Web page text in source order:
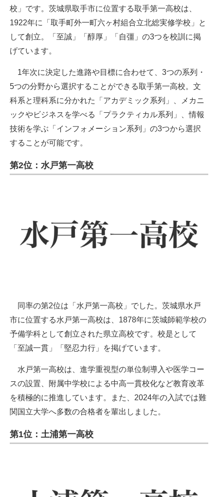
校」です。茨城県取手市に位置する取手第一高校は、
1922年に「取手町外一町六ヶ村組合立北総実修学校」と
して創立。「至誠」「醇厚」「自彊」の3つを校訓に掲
げています。
1年次に決定した進路や目標に合わせて、3つの系列・
5つの分野から選択することができる取手第一高校。文
科系と理科系に分かれた「アカデミック系列」、メカニ
ックやビジネスを学べる「プラクティカル系列」、情報
技術を学ぶ「インフォメーション系列」の3つから選択
することが可能です。
第2位：水戸第一高校
同率の第2位は「水戸第一高校」でした。茨城県水戸
市に位置する水戸第一高校は、1878年に茨城師範学校の
予備学科として創立された県立高校です。校是として
「至誠一貫」「堅忍力行」を掲げています。
水戸第一高校は、進学重視型の単位制導入や医学コー
スの設置、附属中学校による中高一貫校化など教育改革
を積極的に推進しています。また、2024年の入試では難
関国立大学へ多数の合格者を輩出しました。
第1位：土浦第一高校